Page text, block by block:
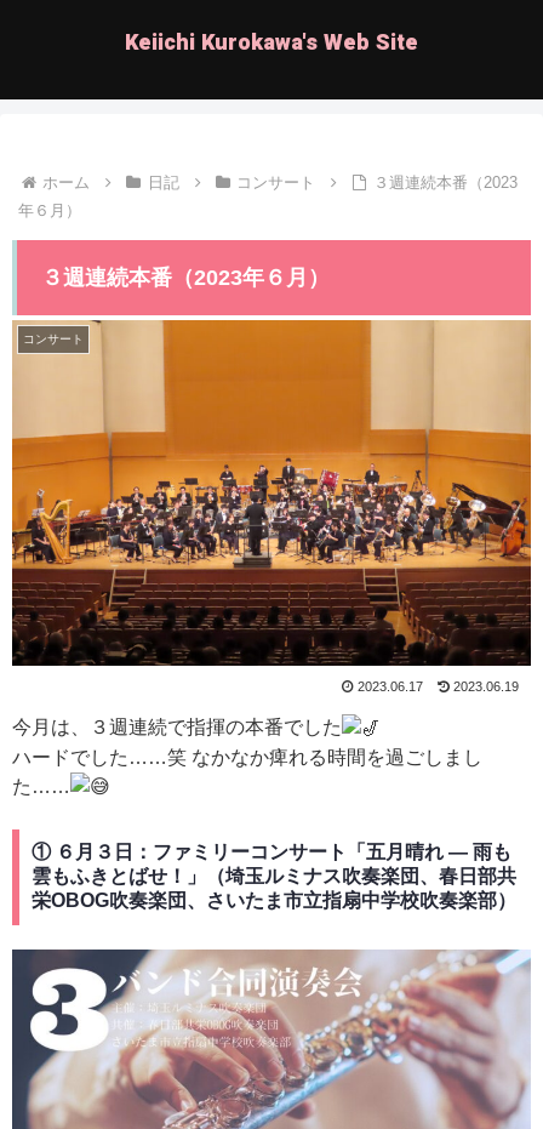
Keiichi Kurokawa's Web Site
ホーム 日記 コンサート
３週連続本番（2023
年６月）
３週連続本番（2023年６月）
コンサート
2023.06.17 2023.06.19
今月は、３週連続で指揮の本番でした
ハードでした……笑 なかなか痺れる時間を過ごしまし
た……
① ６月３日：ファミリーコンサート「五月晴れ — 雨も
雲もふきとばせ！」（埼玉ルミナス吹奏楽団、春日部共
栄OBOG吹奏楽団、さいたま市立指扇中学校吹奏楽部）